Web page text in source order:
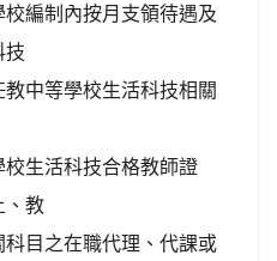
校編制內按月支領待遇及
技
中等學校生活科技相關
校生活科技合格教師證
、教
目之在職代理、代課或